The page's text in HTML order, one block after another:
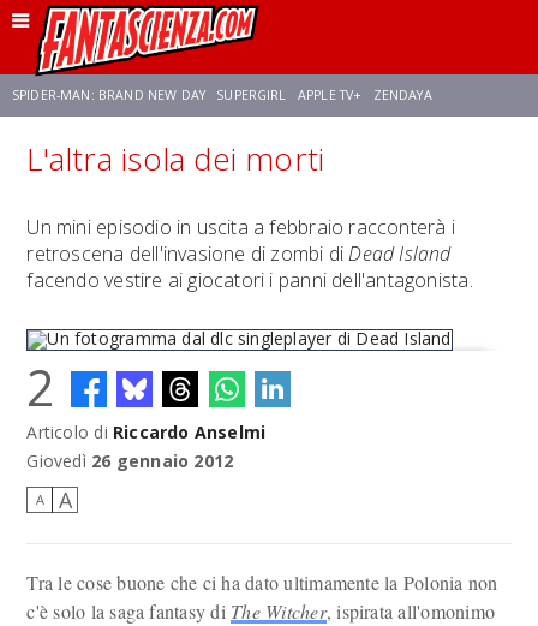
SPIDER-MAN: BRAND NEW DAY SUPERGIRL APPLE TV+ ZENDAYA
FRANCO RICCIARDIELLO AVENGERS: DOOMSDAY
SADIE SINK STAR TREK: STRANGE NEW WORLDS
L'altra isola dei morti
Un mini episodio in uscita a febbraio racconterà i
retroscena dell'invasione di zombi diDead Island
facendo vestire ai giocatori i panni dell'antagonista.
Un fotogramma dal dlc singleplayer di Dead Island
2
Articolo di Riccardo Anselmi
Giovedì 26 gennaio 2012
A A
Tra le cose buone che ci ha dato ultimamente la Polonia non
c'è solo la saga fantasy di The Witcher, ispirata all'omonimo